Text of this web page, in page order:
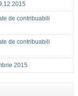
de contribuabili
de contribuabili
2015